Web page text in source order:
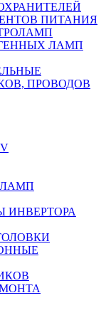
ПИТАНИЯ
ЛАМП
ПРОВОДОВ
ЛАМП
ИНВЕРТОРА